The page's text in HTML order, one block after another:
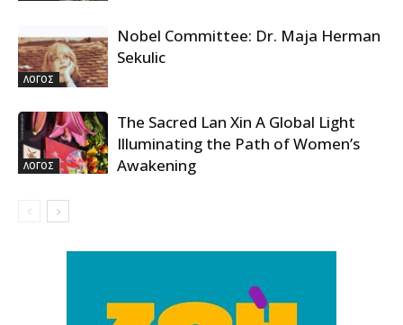
ΛΟΓΟΣ
Nobel Committee: Dr. Maja Herman
Sekulic
ΛΟΓΟΣ
The Sacred Lan Xin A Global Light
Illuminating the Path of Women’s
Awakening